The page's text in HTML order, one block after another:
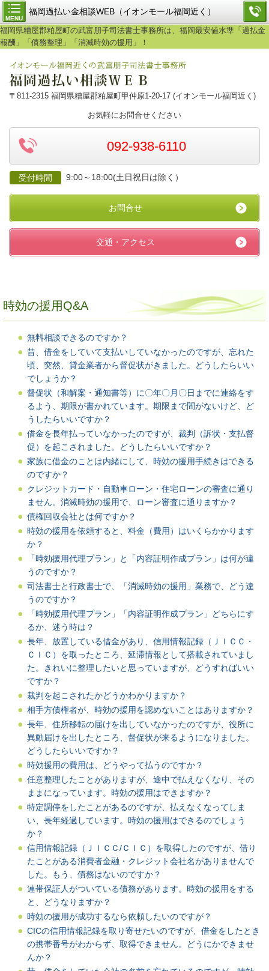
MENU
福岡過払い金相談WEB（イオンモール福岡近く）
福岡県糟屋郡粕屋町の武富朋子司法書士事務所は、福岡最安値水準「過払金
報酬」「債務整理」「消滅時効の援用」！
〒811-2315 福岡県糟屋郡粕屋町甲仲原1-20-17 (イオンモール福岡近く)
お気軽にお問合せください
092-938-6110
受付時間 9:00～18:00(土日祝日は除く）
お問合せ
交通・アクセス
時効の援用Q&A
無料相談できるのですか？
昔、借金をしていて支払いしていなかったのですが、忘れた
頃、突然、貸金業者から督促状がきました。どうしたらいい
でしょうか？
督促状（和解案・通知書等）に〇年〇月〇日までに連絡をす
るよう、期限が書かれています。期限まで間がないけど、ど
うしたらいいですか？
借金を長年払っていなかったのですが、裁判（訴状・支払督
促）を起こされました。どうしたらいいですか？
家族に借金のことは内緒にして、時効の援用手続きはできる
のですか？
クレジットカード・自動車ローン・住宅ローンの審査に通り
ません。消滅時効の援用で、ローン審査に通りますか？
債権回収会社とは何ですか？
時効の援用を依頼すると、料金（費用）はいくらかかります
か？
「時効援用代理プラン」と「内容証明作成プラン」は何が違
うのですか？
司法書士と行政書士で、「消滅時効の援用」業務で、どう違
うのですか？
「時効援用代理プラン」「内容証明作成プラン」どちらにす
るか、迷う時は？
長年、放置している借金があり、信用情報記録（ＪＩＣＣ・
ＣＩＣ）を取ったところ、延滞情報として搭載されていまし
た。きれいに整理したいと思っていますが、どうすればいい
ですか？
裁判を起こされたかどうかわかりますか？
相手方債権者が、時効の援用を認めないことはありますか？
長年、住所移転の届けを出していなかったのですが、役所に
異動届けを出したところ、督促状が来るようになりました。
どうしたらいいですか？
時効援用の費用は、どうやって払うのですか？
任意整理したことがありますが、途中で払えなくなり、その
ままになっています。時効の援用はできますか？
特定調停をしたことがあるのですが、払えなくなってしま
い、長年経過しています。時効の援用はできるのでしょう
か？
信用情報記録（ＪＩＣＣ/ＣＩＣ）を取得したのですが、借り
たことがある消費者金融・クレジット会社名がありませんで
した。
もう、債務はないのですか？
連帯保証人がついている債務があります。時効の援用をする
と、どうなりますか？
時効の援用が成功するなら依頼したいのですが？
CICの信用情報記録を取り寄せたいのですが、借金をしたとき
の携帯番号がわからず、取得できません。どうにかできませ
んか？